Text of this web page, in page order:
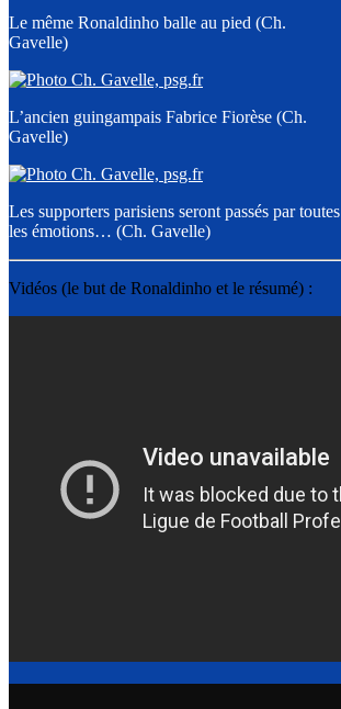
Le même Ronaldinho balle au pied (Ch.
Gavelle)
L’ancien guingampais Fabrice Fiorèse (Ch.
Gavelle)
Les supporters parisiens seront passés par toutes
les émotions… (Ch. Gavelle)
Vidéos (le but de Ronaldinho et le résumé) :